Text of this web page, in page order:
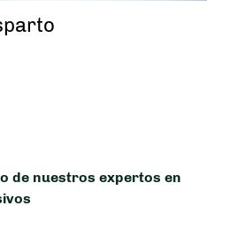
de nuestros expertos en